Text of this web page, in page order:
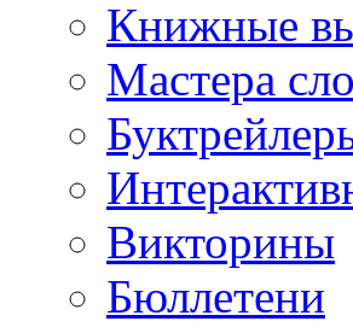
Книжные
Мастера
Викторины
Бюллетени